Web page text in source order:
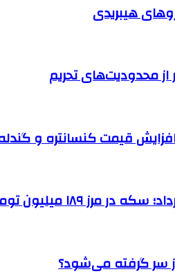
هیبریدی
از محدودیت‌های تحریم
افزایش قیمت کنسانتره و
۱۸۹ میلیون تومان
سر گرفته می‌شود؟